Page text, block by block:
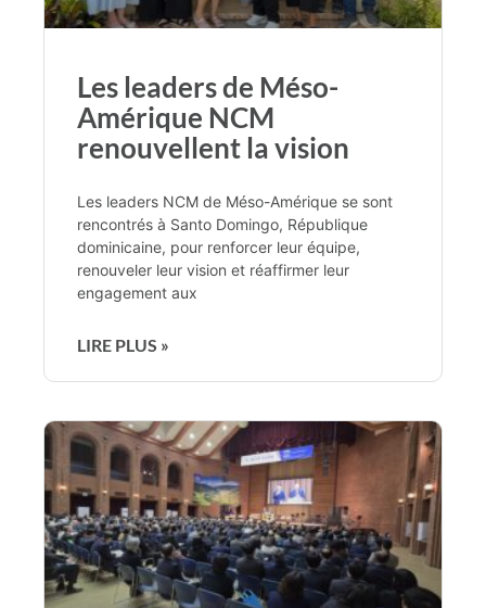
Les leaders de Méso-
Amérique NCM
renouvellent la vision
Les leaders NCM de Méso-Amérique se sont
rencontrés à Santo Domingo, République
dominicaine, pour renforcer leur équipe,
renouveler leur vision et réaffirmer leur
engagement aux
LIRE PLUS »